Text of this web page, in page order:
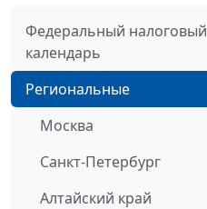
Федеральный налоговый
календарь
Региональные
Москва
Санкт-Петербург
Алтайский край